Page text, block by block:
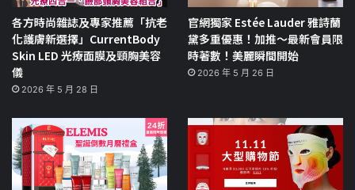
各方時尚雜誌及專家推薦「抗老
化護膚新選擇」CurrentBody
Skin LED 光療面膜及頸胸美容
儀
2026 年 5 月 28 日
官網獨家 Estée Lauder 雅詩蘭
黛多重優惠！加推～最新會員限
時著數！美麗瞬間開始
2026 年 5 月 26 日